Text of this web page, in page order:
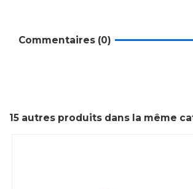
Commentaires (0)
15 autres produits dans la même